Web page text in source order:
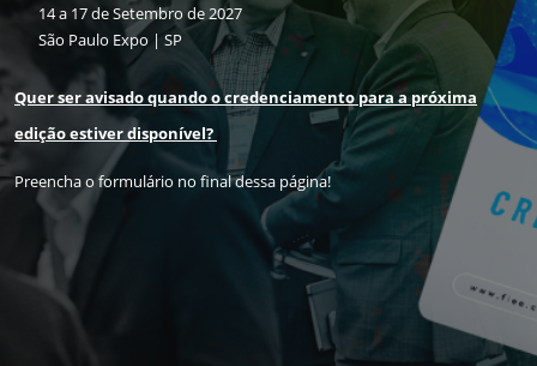
14 a 17 de Setembro de 2027
São Paulo Expo | SP
Quer ser avisado quando o credenciamento para a próxima
edição estiver disponível?
Preencha o formulário no final dessa página!